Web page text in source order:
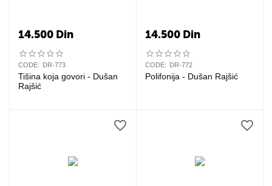
14.500 Din
CODE: DR-773
Tišina koja govori - Dušan
Rajšić
14.500 Din
CODE: DR-772
Polifonija - Dušan Rajšić